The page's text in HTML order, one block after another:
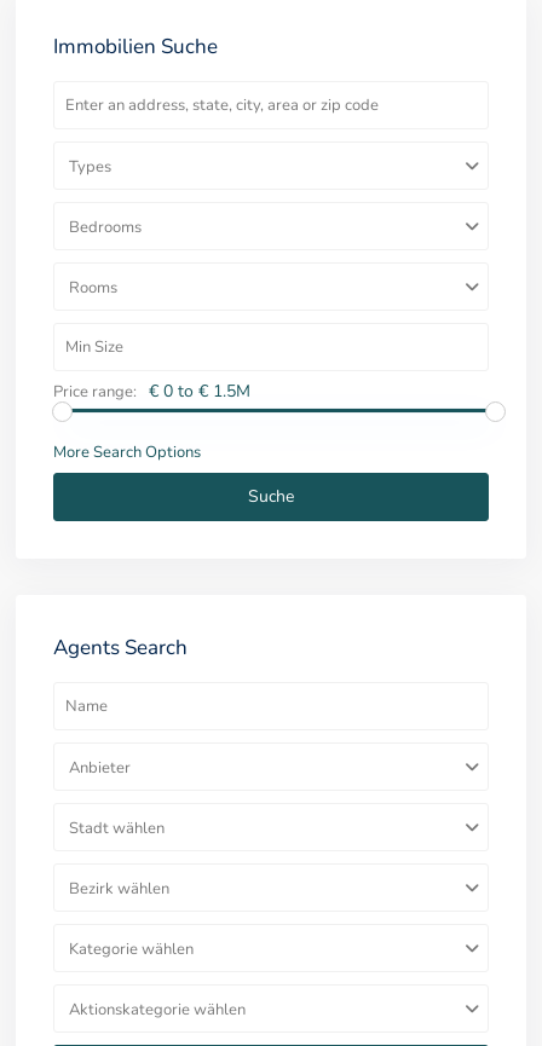
Immobilien Suche
Types
Bedrooms
Rooms
Price range: € 0 to € 1.5M
More Search Options
Suche
Agents Search
Anbieter
Stadt wählen
Bezirk wählen
Kategorie wählen
Aktionskategorie wählen